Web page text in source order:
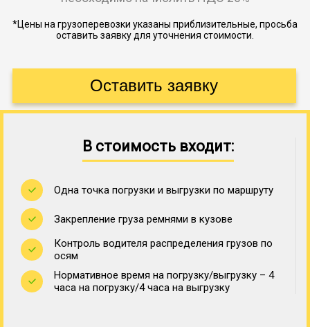
*Цены на грузоперевозки указаны приблизительные, просьба
оставить заявку для уточнения стоимости.
В стоимость входит:
Одна точка погрузки и выгрузки по маршруту
Закрепление груза ремнями в кузове
Контроль водителя распределения грузов по
осям
Нормативное время на погрузку/выгрузку – 4
часа на погрузку/4 часа на выгрузку